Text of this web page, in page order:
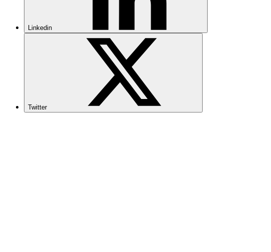
Linkedin
Twitter